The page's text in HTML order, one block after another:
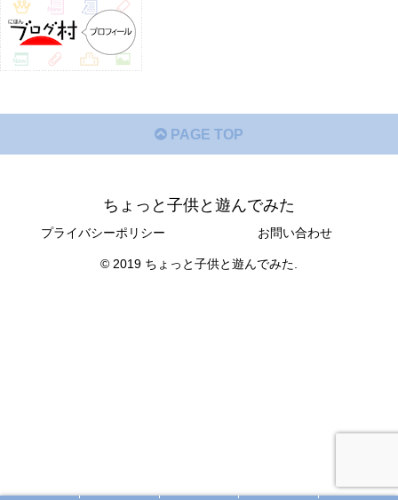
PAGE TOP
ちょっと子供と遊んでみた
プライバシーポリシー お問い合わせ
© 2019 ちょっと子供と遊んでみた.